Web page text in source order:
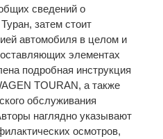
сведений о
затем стоит
автомобиля в целом и
элементах
подробная инструкция
TOURAN, а также
обслуживания
наглядно указывают
осмотров,